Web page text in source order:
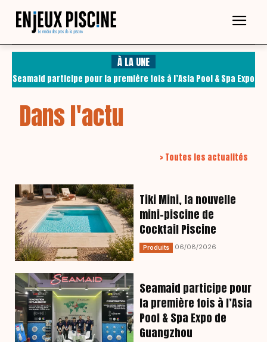
À LA UNE
Seamaid participe pour la première fois à l’Asia Pool & Spa Expo
de Guangzhou
Dans l'actu
> Toutes les actualités
Tiki Mini, la nouvelle
mini-piscine de
Cocktail Piscine
Produits 06/08/2026
Seamaid participe pour
la première fois à l’Asia
Pool & Spa Expo de
Guangzhou